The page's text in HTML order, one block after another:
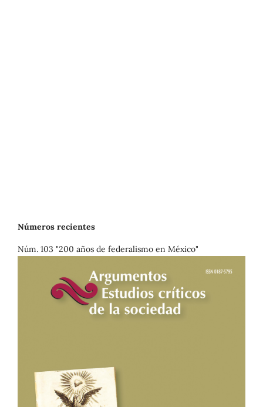
Números recientes
Núm. 103 "200 años de federalismo en México"